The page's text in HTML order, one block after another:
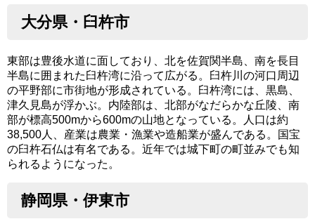
大分県・臼杵市
東部は豊後水道に面しており、北を佐賀関半島、南を長目
半島に囲まれた臼杵湾に沿って広がる。臼杵川の河口周辺
の平野部に市街地が形成されている。臼杵湾には、黒島、
津久見島が浮かぶ。内陸部は、北部がなだらかな丘陵、南
部が標高500mから600mの山地となっている。人口は約
38,500人、産業は農業・漁業や造船業が盛んである。国宝
の臼杵石仏は有名である。近年では城下町の町並みでも知
られるようになった。
静岡県・伊東市